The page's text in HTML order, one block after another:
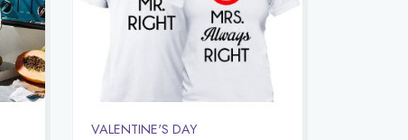
VALENTINE'S DAY